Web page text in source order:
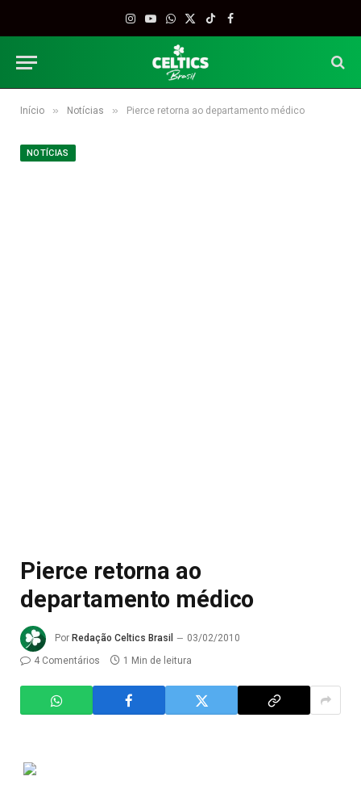
Instagram
YouTube
WhatsApp
X
TikTokFacebook
Início » Notícias » Pierce retorna ao departamento médico
NOTÍCIAS
Pierce retorna ao
departamento médico
Por Redação Celtics Brasil
03/02/2010
4 Comentários
1 Min de leitura